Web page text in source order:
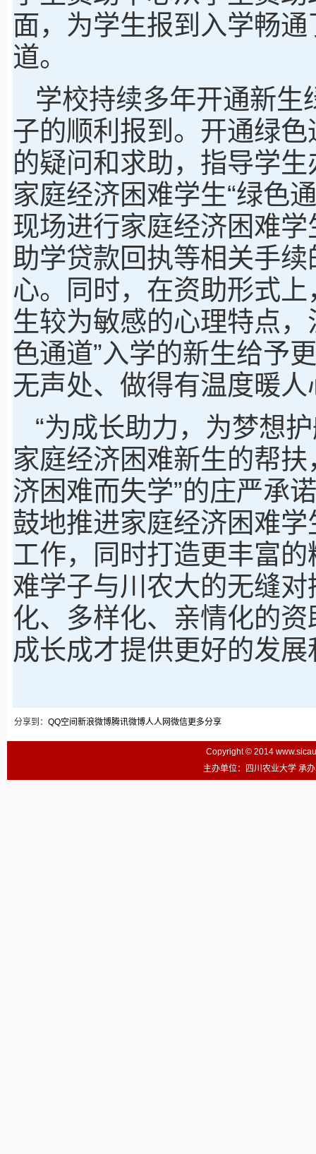
面，为学生报到入学畅
道。
学校持续多年开通新
子的顺利报到。开通绿
的疑问和求助，指导学
家庭经济困难学生“绿色
现场进行家庭经济困难
助学贷款回执等相关手
心。同时，在资助形式
生较为敏感的心理特点
色通道”入学的新生给予
无声处、做得有温度暖人
“为成长助力，为梦想
家庭经济困难新生的帮
济困难而失学”的庄严承
鼓地推进家庭经济困难
工作，同时打造更丰富
难学子与川农大的无缝
化、多样化、亲情化的
成长成才提供更好的发
分享到： QQ空间 新浪微博腾讯微博人人网微信更多分享
Copyright © 2014
主办单位：四川农业大学 承